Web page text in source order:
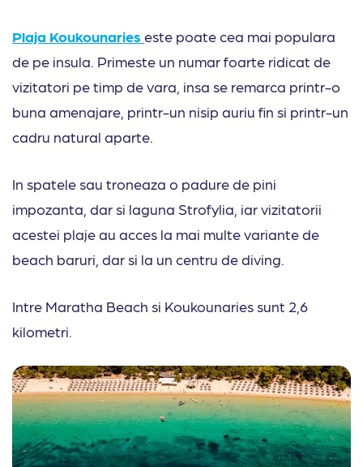
Plaja Koukounaries este poate cea mai populara
de pe insula. Primeste un numar foarte ridicat de
vizitatori pe timp de vara, insa se remarca printr-o
buna amenajare, printr-un nisip auriu fin si printr-un
cadru natural aparte.
In spatele sau troneaza o padure de pini
impozanta, dar si laguna Strofylia, iar vizitatorii
acestei plaje au acces la mai multe variante de
beach baruri, dar si la un centru de diving.
Intre Maratha Beach si Koukounaries sunt 2,6
kilometri.